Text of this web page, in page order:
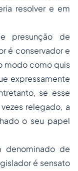
resolver e em
presunção de
é conservador e
modo como quis
expressamente
se esse
relegado, a
o seu papel
denominado de
é sensato